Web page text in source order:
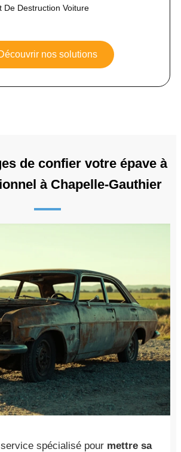
De Destruction Voiture
nos solutions
de confier votre épave à
à Chapelle-Gauthier
spécialisé pour mettre sa